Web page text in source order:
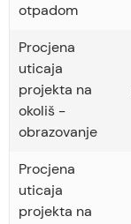
otpadom
Procjena
uticaja
projekta na
okoliš -
obrazovanje
Procjena
uticaja
projekta na